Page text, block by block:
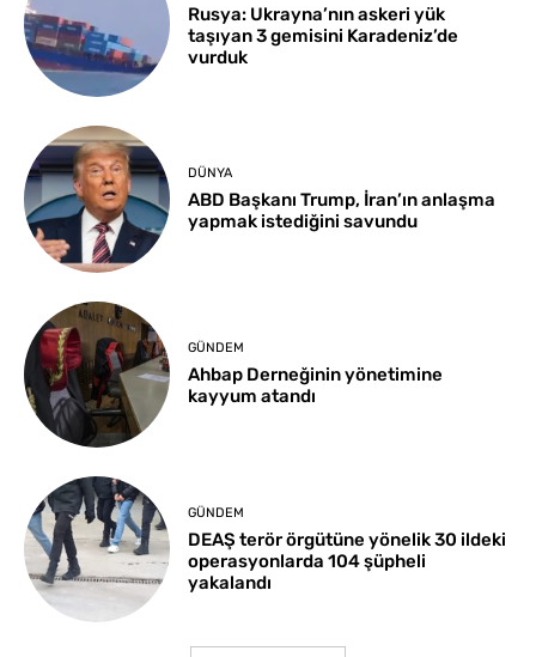
Rusya: Ukrayna’nın askeri yük
taşıyan 3 gemisini Karadeniz’de
vurduk
DÜNYA
ABD Başkanı Trump, İran’ın anlaşma
yapmak istediğini savundu
GÜNDEM
Ahbap Derneğinin yönetimine
kayyum atandı
GÜNDEM
DEAŞ terör örgütüne yönelik 30 ildeki
operasyonlarda 104 şüpheli
yakalandı